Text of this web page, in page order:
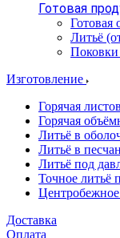
Готовая
Готовая
Литьё
Изготовление
Горячая
Горячая
Литьё в
Литьё в
Литьё под
Точное
Центробежное
Доставка
Оплата